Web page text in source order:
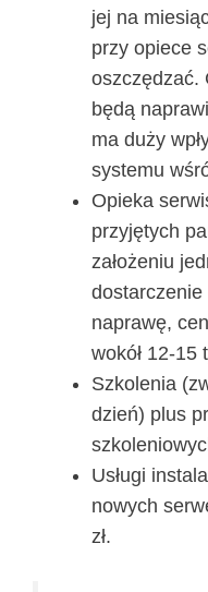
jej na
przy opiece
oszczędzać.
będą
ma duży
systemu
Opieka
przyjętych
założeniu
naprawę,
wokół 12-15
Szkolenia
dzień) plus
Usługi
nowych
zł.